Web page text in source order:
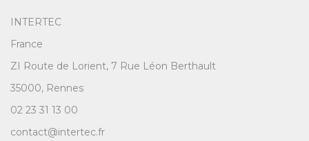
INTERTEC
France
ZI Route de Lorient, 7 Rue Léon Berthault
35000, Rennes
02 23 31 13 00
contact@intertec.fr